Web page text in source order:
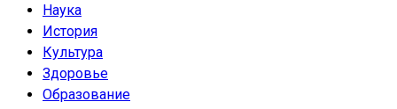
Наука
История
Культура
Здоровье
Образование